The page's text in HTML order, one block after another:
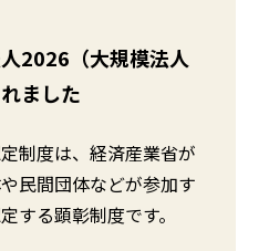
人2026（大規模法人
ました
制度は、経済産業省が
民間団体などが参加す
する顕彰制度です。